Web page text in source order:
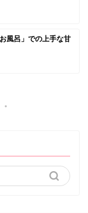
風呂」での上手な甘